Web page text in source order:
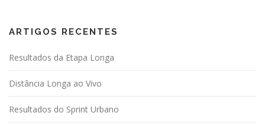
ARTIGOS RECENTES
Resultados da Etapa Longa
Distância Longa ao Vivo
Resultados do Sprint Urbano